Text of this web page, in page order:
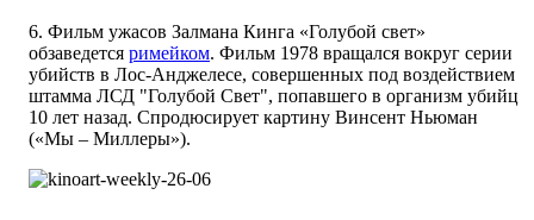
6. Фильм ужасов Залмана Кинга «Голубой свет»
обзаведется римейком. Фильм 1978 вращался вокруг серии
убийств в Лос-Анджелесе, совершенных под воздействием
штамма ЛСД "Голубой Свет", попавшего в организм убийц
10 лет назад. Спродюсирует картину Винсент Ньюман
(«Мы – Миллеры»).